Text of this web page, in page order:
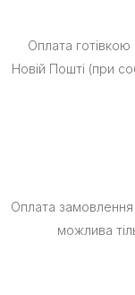
Оплата
Новій Пошті (при
Оплата
можлива